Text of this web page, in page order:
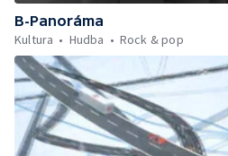
B-Panoráma
Kultura
Hudba Rock & pop